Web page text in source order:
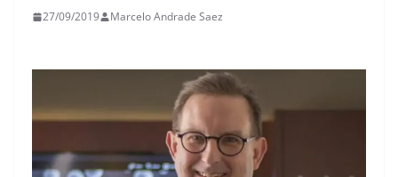
27/09/2019 Marcelo Andrade Saez